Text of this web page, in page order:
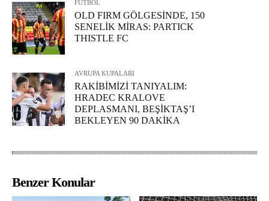
FUTBOL
OLD FIRM GÖLGESİNDE, 150
SENELİK MİRAS: PARTICK
THISTLE FC
AVRUPA KUPALARI
RAKİBİMİZİ TANIYALIM:
HRADEC KRALOVE
DEPLASMANI, BEŞİKTAŞ’I
BEKLEYEN 90 DAKİKA
Benzer Konular